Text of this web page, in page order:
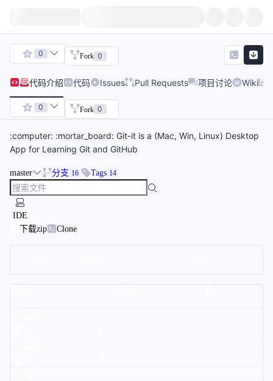
0 Fork 0
代码介绍 代码 Issues Pull Requests 项目讨论 Wiki
0 Fork 0
:computer: :mortar_board: Git-it is a (Mac, Win, Linux) Desktop
App for Learning Git and GitHub
master 分支 16 Tags 14
IDE
下载zip
Clone